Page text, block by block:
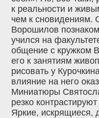
к реальности и
чем к сновидениям.
Ворошилов
учился на
общение с кружком
его к занятиям
рисовать у
влияние на него
Миниатюры
резко
Яркие, искрящиеся,